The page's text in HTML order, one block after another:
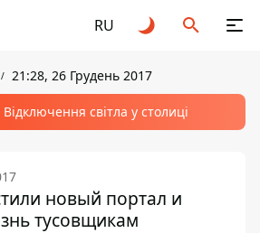
RU
21:28, 26 Грудень 2017
Відключення світла у столиці
новый портал и
тусовщикам